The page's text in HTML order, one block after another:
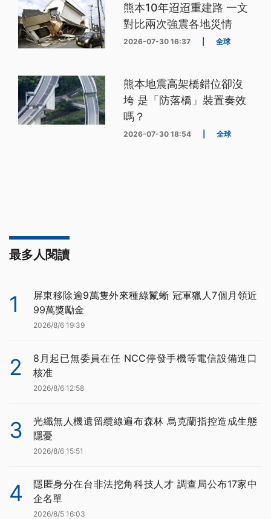
熊本10年迢迢重建路 一文
對比兩次強震各地災情
2026-07-30 16:37 全球
熊本地震高架橋錯位卻沒
垮 是「防落橋」裝置奏效
嗎？
2026-07-30 18:54 全球
最多人閱讀
1
屏東移除逾9萬隻外來種綠鬣蜥 冠軍獵人7個月領近
99萬獎勵金
2026/8/6 19:39
2
8月起已無委員在任 NCC停發手機等電信設備進口
核准
2026/8/6 12:58
3
光纖無人機遺留纜線遍布森林 烏克蘭指控造成生態
隱憂
2026/8/6 15:51
4
隱匿身分在台非法挖角科技人才 調查局公布17家中
企名單
2026/8/5 16:03